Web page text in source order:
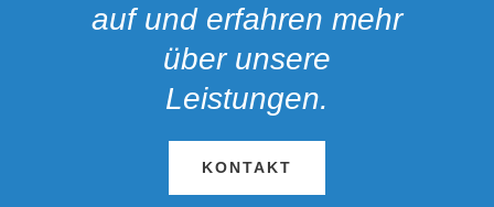
auf und erfahren mehr
über unsere
Leistungen.
KONTAKT